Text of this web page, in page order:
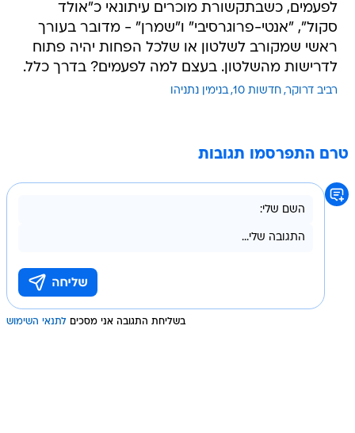
לפעמים, כשבתקשורת מוכרים עיתונאי כ"אולד
סקול", "אנטי-פרוגרסיבי" ו"שמרן" - מדובר בעורך
ראשי שמקורב לשלטון או שלכל הפחות יהיה פתוח
לדרישות מהשלטון. בעצם למה לפעמים? בדרך כלל.
רביב דרוקר חדשות 10 בנימין נתניהו
טרם התפרסמו תגובות
בשליחת התגובה אני מסכים לתנאי השימוש